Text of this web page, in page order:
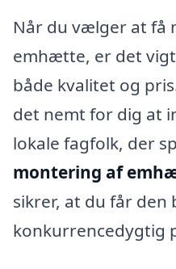
Når du vælger at få
emhætte, er det
både kvalitet og
det nemt for dig at
lokale fagfolk, der
montering af
sikrer, at du får den
konkurrencedygtig